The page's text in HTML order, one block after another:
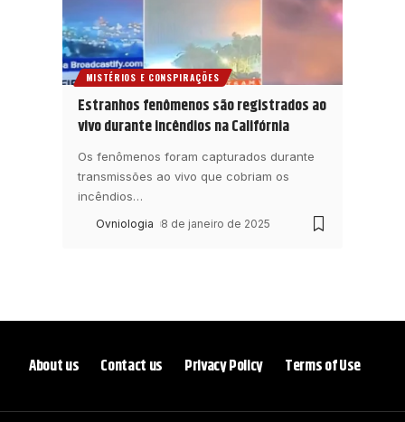
MISTÉRIOS E CONSPIRAÇÕES
Estranhos fenômenos são registrados ao
vivo durante incêndios na Califórnia
Os fenômenos foram capturados durante
transmissões ao vivo que cobriam os
incêndios…
Ovniologia 8 de janeiro de 2025
About us Contact us Privacy Policy Terms of Use